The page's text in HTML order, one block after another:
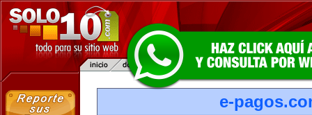
e-